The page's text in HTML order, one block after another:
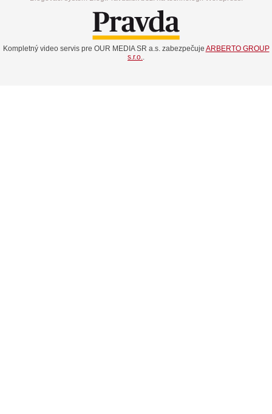
Kompletný video servis pre OUR MEDIA SR a.s. zabezpečuje ARBERTO GROUP
s.r.o.